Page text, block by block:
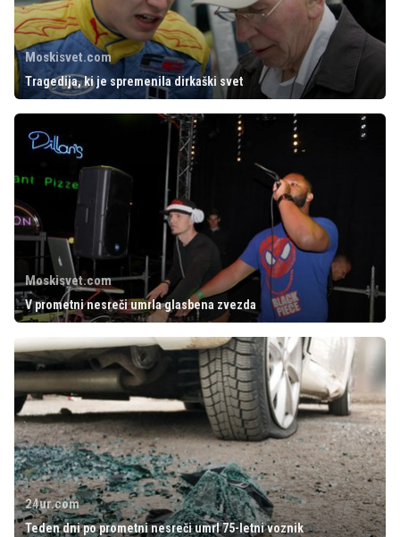
Moskisvet.com
Tragedija, ki je spremenila dirkaški svet
Moskisvet.com
V prometni nesreči umrla glasbena zvezda
24ur.com
Teden dni po prometni nesreči umrl 75-letni voznik